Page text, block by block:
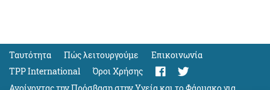
Ταυτότητα Πώς λειτουργούμε
Eπικοινωνία
TPP International
Όροι Χρήσης